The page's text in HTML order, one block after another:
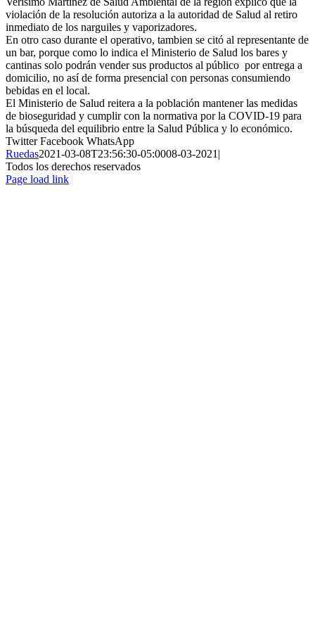
violación de la resolución autoriza a la autoridad de Salud al retiro
inmediato de los narguiles y vaporizadores.
En otro caso durante el operativo, tambien se citó al representante de
un bar, porque como lo indica el Ministerio de Salud los bares y
cantinas solo podrán vender sus productos al público por entrega a
domicilio, no así de forma presencial con personas consumiendo
bebidas en el local.
El Ministerio de Salud reitera a la población mantener las medidas
de bioseguridad y cumplir con la normativa por la COVID-19 para
la búsqueda del equilibrio entre la Salud Pública y lo económico.
TwitterFacebook WhatsApp
Ruedas2021-03-08T23:56:30-05:0008-03-2021|
Todos los derechos reservados
Page load link